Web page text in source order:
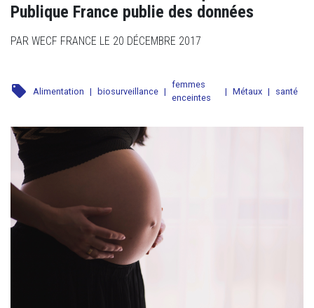
Publique France publie des données
PAR WECF FRANCE LE 20 DÉCEMBRE 2017
local_offer Alimentation | biosurveillance |
femmes
enceintes
| Métaux | santé